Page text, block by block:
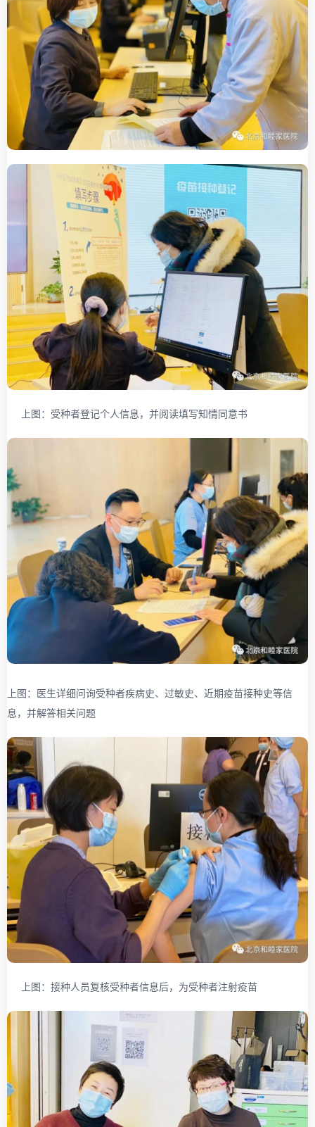
上图：受种者登记个人信息，并阅读填写知情同意书
上图：医生详细问询受种者疾病史、过敏史、近期疫苗接种史等信
息，并解答相关问题
上图：接种人员复核受种者信息后，为受种者注射疫苗